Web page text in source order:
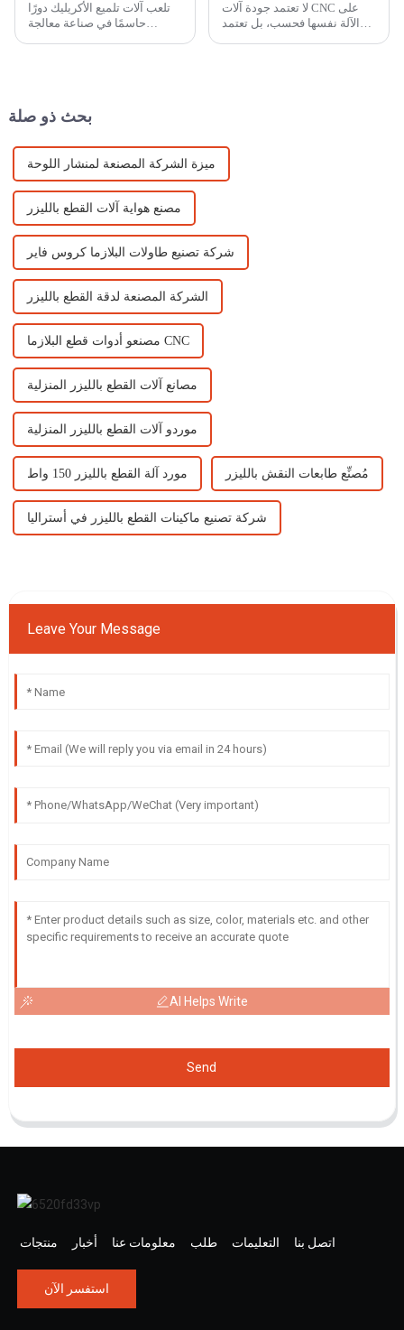
تلعب آلات تلميع الأكريليك دورًا
حاسمًا في صناعة معالجة
لا تعتمد جودة آلات CNC على
الآلة نفسها فحسب، بل تعتمد
بحث ذو صلة
ميزة الشركة المصنعة لمنشار اللوحة
مصنع هواية آلات القطع بالليزر
شركة تصنيع طاولات البلازما كروس فاير
الشركة المصنعة لدقة القطع بالليزر
مصنعو أدوات قطع البلازما CNC
مصانع آلات القطع بالليزر المنزلية
موردو آلات القطع بالليزر المنزلية
مورد آلة القطع بالليزر 150 واط مُصنِّع طابعات النقش بالليزر
شركة تصنيع ماكينات القطع بالليزر في أستراليا
Leave Your Message
AI Helps Write
Send
منتجات أخبار معلومات عنا طلب التعليمات اتصل بنا
استفسر الآن